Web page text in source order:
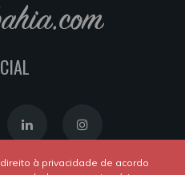
à privacidade de acordo